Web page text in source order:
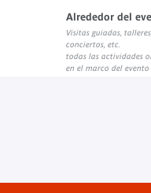
Alrededor del
Visitas guiadas, talleres,
conciertos, etc.
todas las actividades
en el marco del evento